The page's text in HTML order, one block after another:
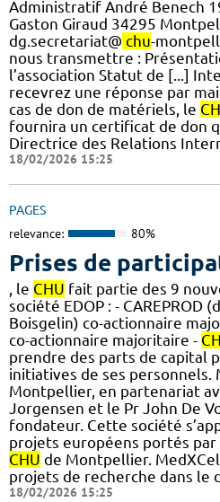
Administratif André Benech
Gaston Giraud 34295
dg.secretariat@ chu-
nous transmettre :
l’association Statut de [...]
recevrez une réponse par
cas de don de matériels, le
fournira un certificat de don
Directrice des Relations
18/02/2026 15:25
PAGES
relevance: 80%
Prises de
, le CHU fait partie des 9
société EDOP : - CAREPROD
Boisgelin) co-actionnaire
co-actionnaire majoritaire -
prendre des parts de capital
initiatives de ses personnels.
Montpellier, en partenariat
Jorgensen et le Pr John De
fondateur. Cette société
projets européens portés
CHU de Montpellier.
projets de recherche dans le
18/02/2026 15:25